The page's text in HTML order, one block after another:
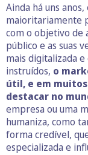
Ainda há uns
maioritariamente
com o objetivo de
público e as suas
mais digitalizada
instruídos, o
útil, e em muitos
destacar no
empresa ou uma
humaniza, como
forma credível,
especializada e